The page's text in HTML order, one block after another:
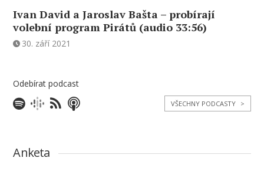
Ivan David a Jaroslav Bašta – probírají
volební program Pirátů (audio 33:56)
30. září 2021
Odebírat podcast
VŠECHNY PODCASTY >
Anketa